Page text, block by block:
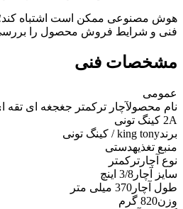
هوش مصنوعی ممکن است اشتباه
فنی و شرایط فروش محصول را
مشخصات فنی
عمومی
نام محصول
2A کینگ تونی
برندking tony / کینگ تونی
منبع تغذیهدستی
نوع آچار ترکمتر
سایز آچار 3/8 اینچ
طول آچار 370 میلی متر
وزن820 گرم